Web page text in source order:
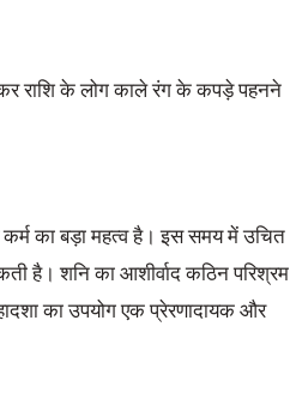
राशि के लोग काले रंग के कपड़े पहनने
का बड़ा महत्व है। इस समय में उचित
है। शनि का आशीर्वाद कठिन परिश्रम
का उपयोग एक प्रेरणादायक और